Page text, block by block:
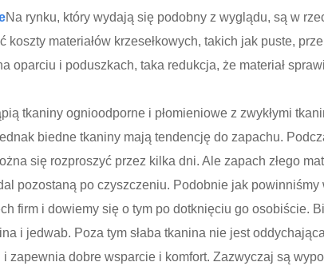
Na rynku, który wydają się podobny z wyglądu, są w
materiałów krzesełkowych, takich jak puste,
oparciu i poduszkach, taka redukcja, że materiał
tkaniny ognioodporne i płomieniowe z zwykłymi
biedne tkaniny mają tendencję do zapachu.
się rozproszyć przez kilka dni. Ale zapach złego
pozostaną po czyszczeniu. Podobnie jak
firm i dowiemy się o tym po dotknięciu go
i jedwab. Poza tym słaba tkanina nie jest
zapewnia dobre wsparcie i komfort. Zazwyczaj są